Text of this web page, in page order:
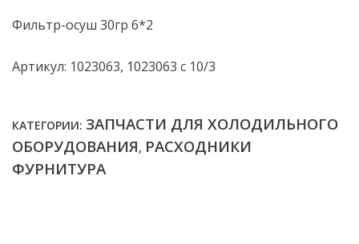
Фильтр-осуш 30гр 6*2
Артикул: 1023063, 1023063 с 10/3
КАТЕГОРИИ: ЗАПЧАСТИ ДЛЯ ХОЛОДИЛЬНОГО
ОБОРУДОВАНИЯ, РАСХОДНИКИ
ФУРНИТУРА